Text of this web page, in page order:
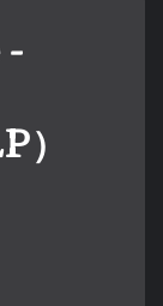
-